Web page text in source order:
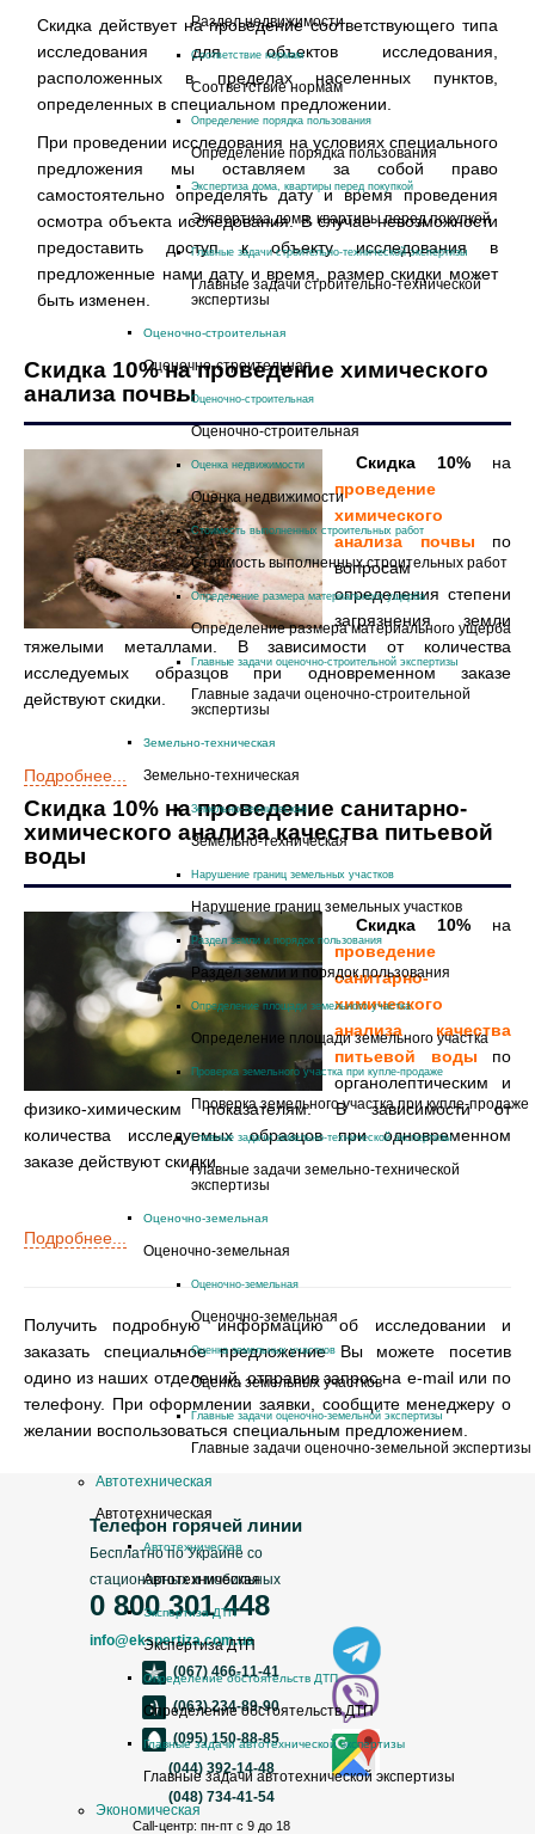
Раздел недвижимости
Соответствие нормам
Соответствие нормам
Определение порядка пользования
Определение порядка пользования
Экспертиза дома, квартиры перед покупкой
Экспертиза дома, квартиры перед покупкой
Главные задачи строительно-технической экспертизы
Главные задачи строительно-технической
экспертизы
Оценочно-строительная
Оценочно-строительная
Оценочно-строительная
Оценочно-строительная
Оценка недвижимости
Оценка недвижимости
Стоимость выполненных строительных работ
Стоимость выполненных строительных работ
Определение размера материального ущерба
Определение размера материального ущерба
Главные задачи оценочно-строительной экспертизы
Главные задачи оценочно-строительной
экспертизы
Земельно-техническая
Земельно-техническая
Земельно-техническая
Земельно-техническая
Нарушение границ земельных участков
Нарушение границ земельных участков
Раздел земли и порядок пользования
Раздел земли и порядок пользования
Определение площади земельного участка
Определение площади земельного участка
Проверка земельного участка при купле-продаже
Проверка земельного участка при купле-продаже
Главные задачи земельно-технической экспертизы
Главные задачи земельно-технической
экспертизы
Оценочно-земельная
Оценочно-земельная
Оценочно-земельная
Оценочно-земельная
Оценка земельных участков
Оценка земельных участков
Главные задачи оценочно-земельной экспертизы
Главные задачи оценочно-земельной экспертизы
Автотехническая
Автотехническая
Автотехническая
Автотехническая
Экспертиза ДТП
Экспертиза ДТП
Определение обстоятельств ДТП
Определение обстоятельств ДТП
Главные задачи автотехнической экспертизы
Главные задачи автотехнической экспертизы
Экономическая
Скидка действует на проведение соответствующего типа
исследования для объектов исследования,
расположенных в пределах населенных пунктов,
определенных в специальном предложении.
При проведении исследования на условиях специального
предложения мы оставляем за собой право
самостоятельно определять дату и время проведения
осмотра объекта исследования. В случае невозможности
предоставить доступ к объекту исследования в
предложенные нами дату и время, размер скидки может
быть изменен.
Скидка 10% на проведение химического
анализа почвы
Скидка 10% на
проведение
химического
анализа почвы по
вопросам
определения степени
загрязнения земли
тяжелыми металлами. В зависимости от количества
исследуемых образцов при одновременном заказе
действуют скидки.
Подробнее...
Скидка 10% на проведение санитарно-
химического анализа качества питьевой
воды
Скидка 10% на
проведение
санитарно-
химического
анализа качества
питьевой воды по
органолептическим и
физико-химическим показателям. В зависимости от
количества исследуемых образцов при одновременном
заказе действуют скидки.
Подробнее...
Получить подробную информацию об исследовании и
заказать специальное предложение Вы можете посетив
одино из наших отделений, отправив запрос на e-mail или по
телефону. При оформлении заявки, сообщите менеджеру о
желании воспользоваться специальным предложением.
Телефон горячей линии
Бесплатно по Украине со
стационарных и мобильных
0 800 301 448
info@ekspertiza.com.ua
(067) 466-11-41
(063) 234-89-90
(095) 150-88-85
(044) 392-14-48
(048) 734-41-54
Call-центр: пн-пт с 9 до 18